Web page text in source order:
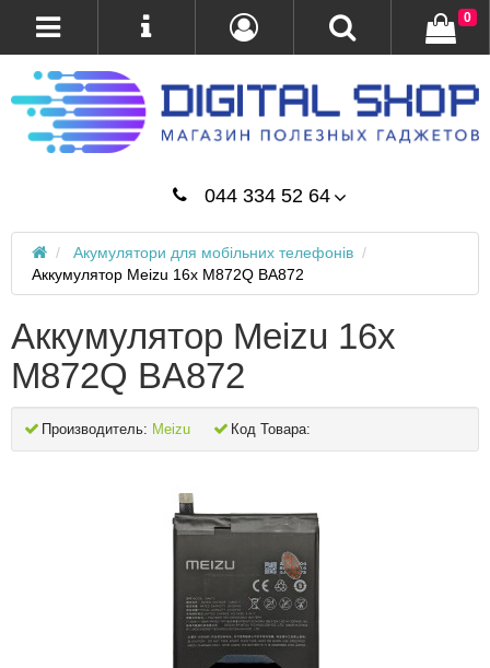
044 334 52 64
0
Акумулятори для мобільних телефонів
Аккумулятор Meizu 16x M872Q BA872
Аккумулятор Meizu 16x
M872Q BA872
Производитель: Meizu Код Товара: